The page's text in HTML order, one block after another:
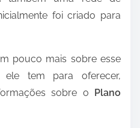
foi criado para
pouco mais sobre esse
tem para oferecer,
sobre o Plano